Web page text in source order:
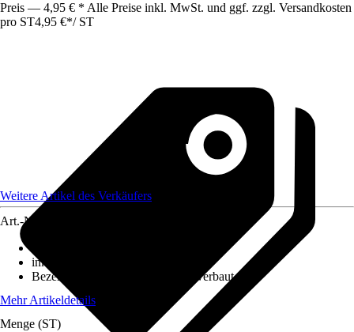
Preis — 4,95 € * Alle Preise inkl. MwSt. und ggf. zzgl. Versandkosten
pro ST4,95 €*/ ST
Weitere Artikel des Verkäufers
Art.-Nr.
inklusive Leuchtmittel
Bezeichnung Fassung
LED fest verbaut
Mehr Artikeldetails
Menge (ST)